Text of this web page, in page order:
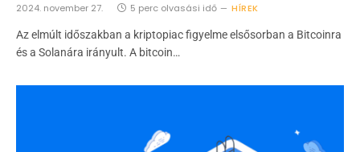
2024. november 27. 5 perc olvasási idő HÍREK
Az elmúlt időszakban a kriptopiac figyelme elsősorban a Bitcoinra
és a Solanára irányult. A bitcoin…